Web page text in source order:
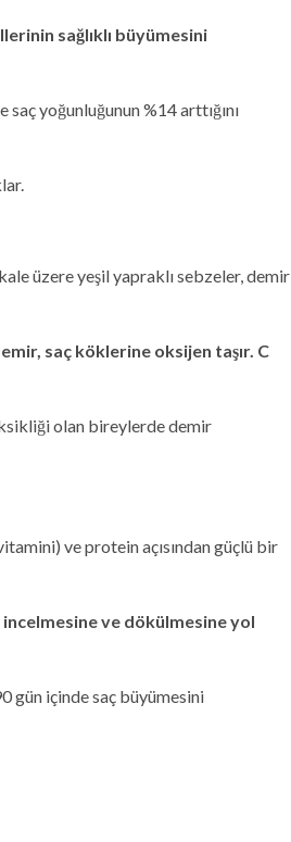
sağlıklı büyümesini
yoğunluğunun %14 arttığını
üzere yeşil yapraklı sebzeler, demir
saç köklerine oksijen taşır. C
olan bireylerde demir
ve protein açısından güçlü bir
ve dökülmesine yol
gün içinde saç büyümesini